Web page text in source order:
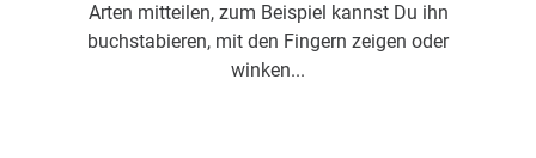
Arten mitteilen, zum Beispiel kannst Du ihn
buchstabieren, mit den Fingern zeigen oder
winken...